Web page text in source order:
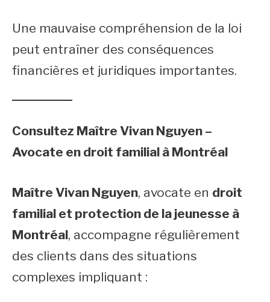
Une mauvaise compréhension de la loi
peut entraîner des conséquences
financières et juridiques importantes.
Consultez Maître Vivan Nguyen –
Avocate en droit familial à Montréal
Maître Vivan Nguyen, avocate en droit
familial et protection de la jeunesse à
Montréal, accompagne régulièrement
des clients dans des situations
complexes impliquant :